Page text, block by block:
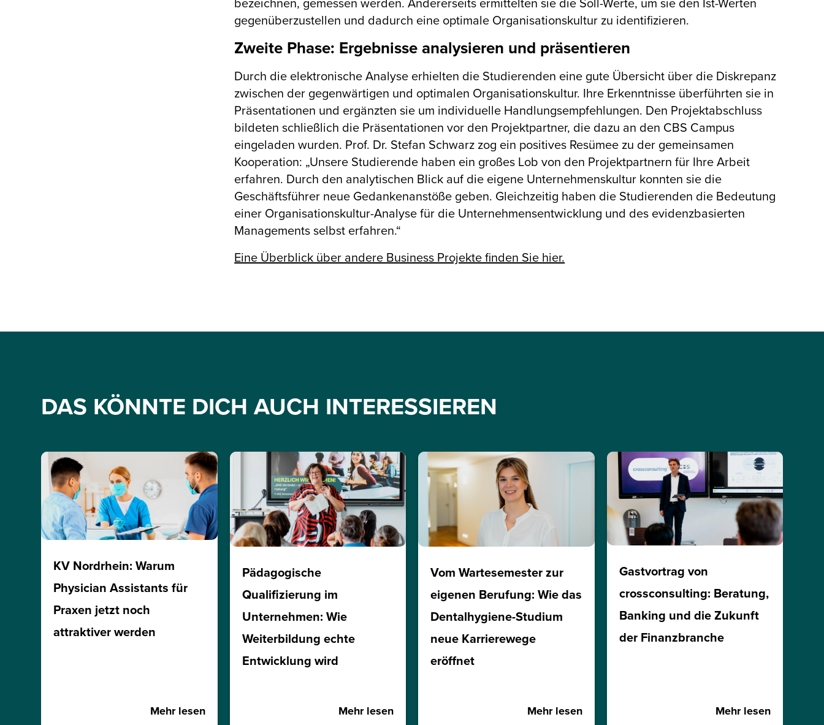
bezeichnen, gemessen werden. Andererseits ermittelten sie die Soll-Werte, um sie den Ist-Werten
gegenüberzustellen und dadurch eine optimale Organisationskultur zu identifizieren.
Zweite Phase: Ergebnisse analysieren und präsentieren
Durch die elektronische Analyse erhielten die Studierenden eine gute Übersicht über die Diskrepanz
zwischen der gegenwärtigen und optimalen Organisationskultur. Ihre Erkenntnisse überführten sie in
Präsentationen und ergänzten sie um individuelle Handlungsempfehlungen. Den Projektabschluss
bildeten schließlich die Präsentationen vor den Projektpartner, die dazu an den CBS Campus
eingeladen wurden. Prof. Dr. Stefan Schwarz zog ein positives Resümee zu der gemeinsamen
Kooperation: „Unsere Studierende haben ein großes Lob von den Projektpartnern für Ihre Arbeit
erfahren. Durch den analytischen Blick auf die eigene Unternehmenskultur konnten sie die
Geschäftsführer neue Gedankenanstöße geben. Gleichzeitig haben die Studierenden die Bedeutung
einer Organisationskultur-Analyse für die Unternehmensentwicklung und des evidenzbasierten
Managements selbst erfahren.“
Eine Überblick über andere Business Projekte finden Sie hier.
DAS KÖNNTE DICH AUCH INTERESSIEREN
KV Nordrhein: Warum
Physician Assistants für
Praxen jetzt noch
attraktiver werden
Mehr lesen
Pädagogische
Qualifizierung im
Unternehmen: Wie
Weiterbildung echte
Entwicklung wird
Mehr lesen
Vom Wartesemester zur
eigenen Berufung: Wie das
Dentalhygiene-Studium
neue Karrierewege
eröffnet
Mehr lesen
Gastvortrag von
crossconsulting: Beratung,
Banking und die Zukunft
der Finanzbranche
Mehr lesen